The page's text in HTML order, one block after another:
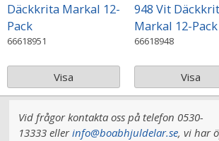
Däckkrita Markal 12-
Pack
66618951
Visa
948 Vit
Markal 12-Pack
66618948
Visa
Vid frågor kontakta oss på telefon 0530-
13333 ellerinfo@boabhjuldelar.se, vi har